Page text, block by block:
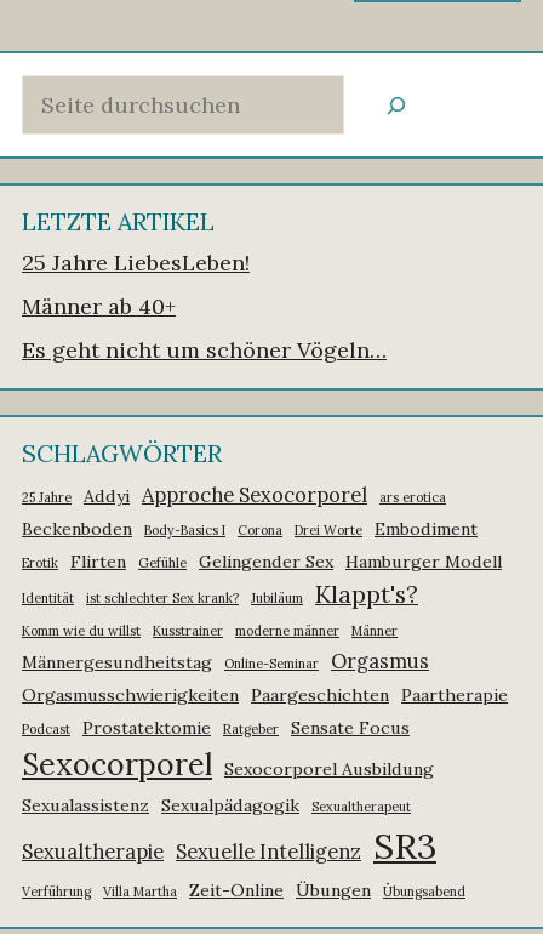
LETZTE ARTIKEL
25 Jahre LiebesLeben!
Männer ab 40+
Es geht nicht um schöner Vögeln…
SCHLAGWÖRTER
25 Jahre Addyi Approche Sexocorporel ars erotica
Beckenboden Body-Basics I Corona Drei Worte Embodiment
Erotik Flirten Gefühle Gelingender Sex Hamburger Modell
Identität ist schlechter Sex krank? Jubiläum Klappt's?
Komm wie du willst Kusstrainer moderne männer Männer
Männergesundheitstag Online-Seminar Orgasmus
Orgasmusschwierigkeiten Paargeschichten Paartherapie
Podcast Prostatektomie Ratgeber Sensate Focus
Sexocorporel Sexocorporel Ausbildung
Sexualassistenz
Sexualpädagogik Sexualtherapeut
Sexualtherapie Sexuelle Intelligenz SR3
Verführung Villa Martha Zeit-Online Übungen Übungsabend